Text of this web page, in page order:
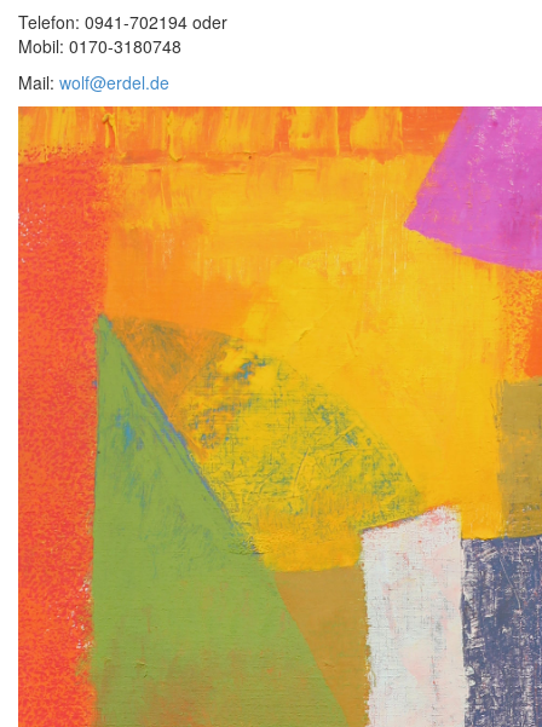
Telefon: 0941-702194 oder
Mobil: 0170-3180748
Mail: wolf@erdel.de